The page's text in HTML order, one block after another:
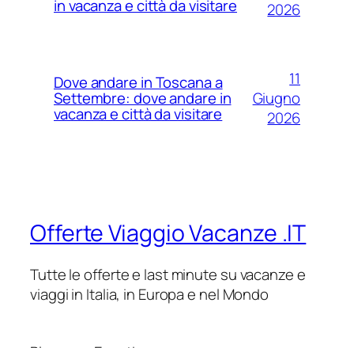
in vacanza e città da visitare
2026
Dove andare in Toscana a
Settembre: dove andare in
vacanza e città da visitare
11
Giugno
2026
Offerte Viaggio Vacanze .IT
Tutte le offerte e last minute su vacanze e
viaggi in Italia, in Europa e nel Mondo